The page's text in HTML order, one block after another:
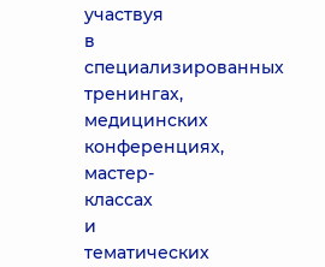
участвуя
в
специализированных
тренингах,
медицинских
конференциях,
мастер-
классах
и
тематических